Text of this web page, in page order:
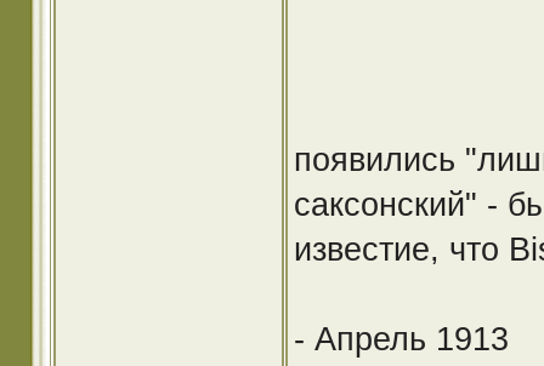
появились
саксонский" -
известие, что
- Апрель 1913